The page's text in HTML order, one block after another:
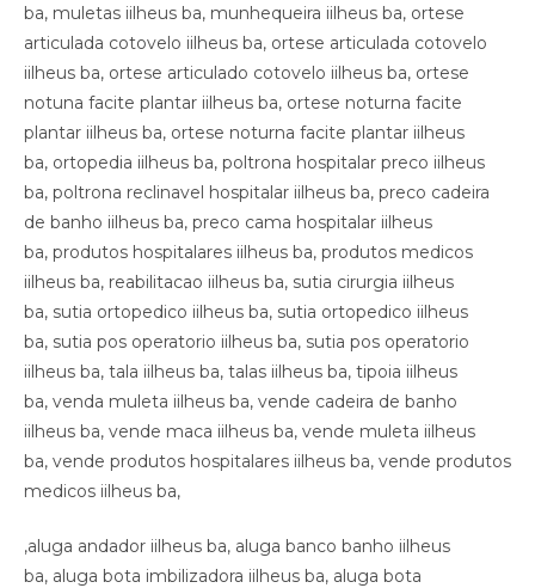
ba, muletas iilheus ba, munhequeira iilheus ba, ortese
articulada cotovelo iilheus ba, ortese articulada cotovelo
iilheus ba, ortese articulado cotovelo iilheus ba, ortese
notuna facite plantar iilheus ba, ortese noturna facite
plantar iilheus ba, ortese noturna facite plantar iilheus
ba, ortopedia iilheus ba, poltrona hospitalar preco iilheus
ba, poltrona reclinavel hospitalar iilheus ba, preco cadeira
de banho iilheus ba, preco cama hospitalar iilheus
ba, produtos hospitalares iilheus ba, produtos medicos
iilheus ba, reabilitacao iilheus ba, sutia cirurgia iilheus
ba, sutia ortopedico iilheus ba, sutia ortopedico iilheus
ba, sutia pos operatorio iilheus ba, sutia pos operatorio
iilheus ba, tala iilheus ba, talas iilheus ba, tipoia iilheus
ba, venda muleta iilheus ba, vende cadeira de banho
iilheus ba, vende maca iilheus ba, vende muleta iilheus
ba, vende produtos hospitalares iilheus ba, vende produtos
medicos iilheus ba,
,aluga andador iilheus ba, aluga banco banho iilheus
ba, aluga bota imbilizadora iilheus ba, aluga bota